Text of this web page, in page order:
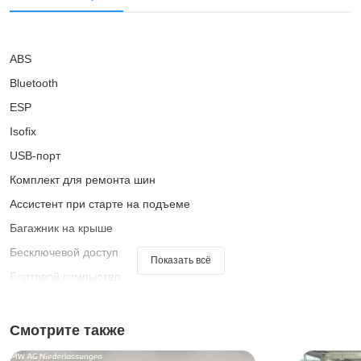
ABS
Bluetooth
ESP
Isofix
USB-порт
Комплект для ремонта шин
Ассистент при старте на подъеме
Багажник на крыше
Бесключевой доступ
Бортовой компьютер
Голосовое управление
Датчик дождя
Показать всё
Смотрите также